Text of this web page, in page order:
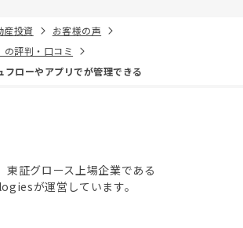
産投資
お客様の声
の評判・口コミ
フローやアプリでが管理できる
東証グロース上場企業である
が運営しています。